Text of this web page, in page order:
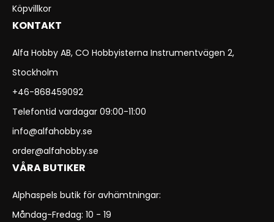
Köpvillkor
KONTAKT
Alfa Hobby AB, CO Hobbyisterna Instrumentvägen 2,
Stockholm
+46-868459092
Telefontid vardagar 09:00-11:00
info@alfahobby.se
order@alfahobby.se
VÅRA BUTIKER
Alphaspels butik för avhämtningar:
Måndag-Fredag: 10 - 19